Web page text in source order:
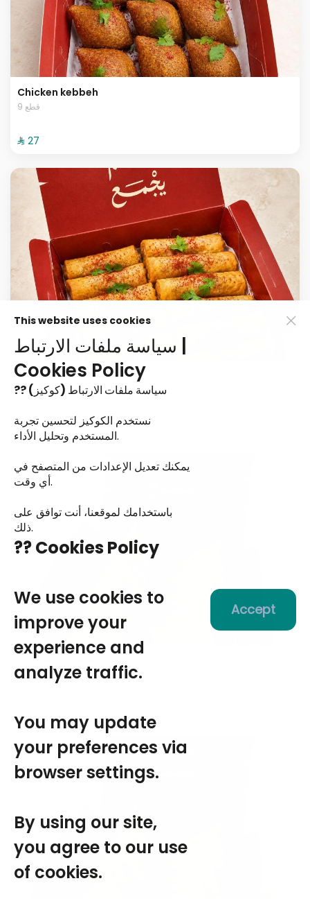
Chicken kebbeh
9 قطع
⁨⁦‪‬ 27⁩
solo Muskhan rollz
⁨⁦‪‬ 29⁩
Dolmer Cheese Sambosa solo
130 سعرة حرارية • 12 قطع
This website uses cookies
سياسة ملفات الارتباط |
Cookies Policy
?? سياسة ملفات الارتباط (كوكيز)
نستخدم الكوكيز لتحسين تجربة
المستخدم وتحليل الأداء.
يمكنك تعديل الإعدادات من المتصفح في
أي وقت.
باستخدامك لموقعنا، أنت توافق على
ذلك.
?? Cookies Policy
We use cookies to
improve your
experience and
analyze traffic.
You may update
your preferences via
browser settings.
By using our site,
you agree to our use
of cookies.
Accept